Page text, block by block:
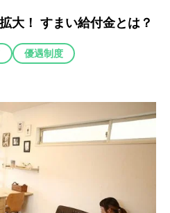
大！ すまい給付金とは？
優遇制度